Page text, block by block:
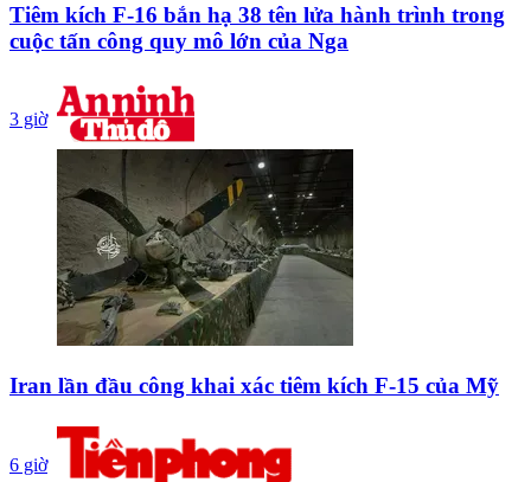
Tiêm kích F-16 bắn hạ 38 tên lửa hành trình trong
cuộc tấn công quy mô lớn của Nga
3 giờ
Iran lần đầu công khai xác tiêm kích F-15 của Mỹ
6 giờ